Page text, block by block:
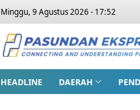
Minggu, 9 Agustus 2026 - 17:52
HEADLINE DAERAH